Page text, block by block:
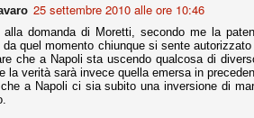
25 settembre 2010 alle ore 10:46
alla domanda di Moretti, secondo me la
quel momento chiunque si sente
che a Napoli sta uscendo qualcosa di
la verità sarà invece quella emersa in
a Napoli ci sia subito una inversione di
definitivamente la pratica delle
le società, la FIGC aveva dato
poi decidere di concedere una proroga fino a